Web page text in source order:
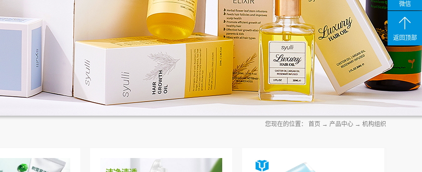
您现在的位置： 首页 → 产品中心 → 机构组织
微信
返回顶部